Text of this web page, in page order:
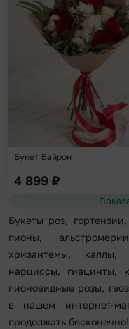
Букет Байрон
4 899 ₽
Букеты роз,
пионы,
хризантемы, каллы,
нарциссы, гиацинты,
пионовидные розы,
в нашем интернет-
продолжать бесконечно!